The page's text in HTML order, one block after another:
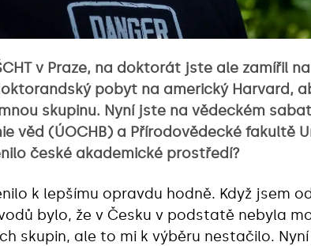
v Praze, na doktorát jste ale zamířil
pobyt na americký Harvard,
skupinu. Nyní jste na vědeckém
věd (ÚOCHB) a Přírodovědecké fakultě
české akademické prostředí?
k lepšímu opravdu hodně. Když jsem
bylo, že v Česku v podstatě nebyla
skupin, ale to mi k výběru nestačilo.